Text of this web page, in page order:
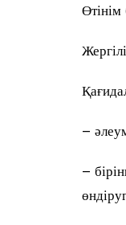
Өтінім
–
–